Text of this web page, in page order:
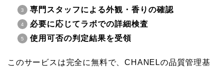
専門スタッフによる外観・香りの確認
必要に応じてラボでの詳細検査
使用可否の判定結果を受領
このサービスは完全に無料で、CHANELの品質管理基